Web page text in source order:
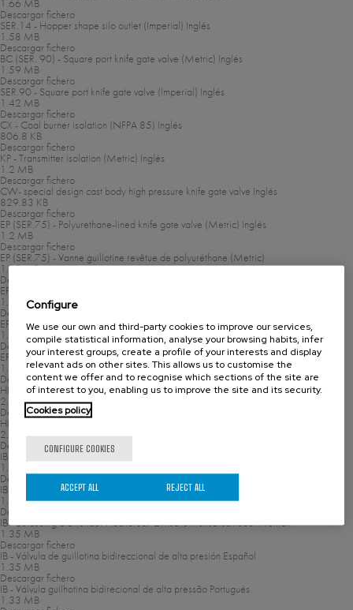
1.66 MB
Descargar fichero
SER.14 - Hopper shape silo outlet (Imperial) Inglés
1.58 MB
Descargar fichero
BC (SER. 90) - Square port knife gate valve (Metric) Inglés
1.59 MB
Descargar fichero
SER.90 - Square port knife gate valve (Imperial) Inglés
1.42 MB
Descargar fichero
CX - Coal burner isolation (NFPA 85) Inglés
806.8 KB
Descargar fichero
KP - Transmitter isolation (Metric) Inglés
1.2 MB
Descargar fichero
CW- special design cast body high pressure knife gate valve Inglés
829.83 KB
Descargar fichero
EP (SER.75) - Polyurethane-lined knife gate valve (Metric) Inglés
1.2 MB
Descargar fichero
EP (SER.75) - Vanne guillotine revêtue de polyuréthane (Metric)
1.19 MB
Descargar fichero
EP - Polyurethan ausgekleideter Plattenschieber
1.17 MB
Descargar fichero
EP - Válvula de guillotina de poliuretano Español
1.19 MB
Descargar fichero
EP - Válvula guilhotina revestida a poliuretano Portugués
1.19 MB
Descargar fichero
HB -Bidirecional - Alta pressãoPortugués
2.05 MB
Descargar fichero
HB- Bi-directionnelle haute pression
2.04 MB
Descargar fichero
IB (SER.56) - Bi-directional high pressure knife gate valve (metric)
1.35 MB
Descargar fichero
IB (SER.56) - Vanne à guillotine haute pression bidirectionelle (métrique)
1.37 MB
Descargar fichero
IB - Beidseitig dichtender Hochdruck-ZwischenflanschschieberAlemán
1.35 MB
Descargar fichero
IB - Válvula de guillotina bidireccional de alta presión Español
1.35 MB
Descargar fichero
IB - Válvula guilhotina bidirecional de alta pressão Portugués
1.33 MB
Configure
We use our own and third-party cookies to improve our services,
compile statistical information, analyse your browsing habits, infer
your interest groups, create a profile of your interests and display
relevant ads on other sites. This allows us to customise the
content we offer and to recognise which sections of the site are
of interest to you, enabling us to improve the site and its security.
Cookies policy
CONFIGURE COOKIES
REJECT ALL
ACCEPT ALL